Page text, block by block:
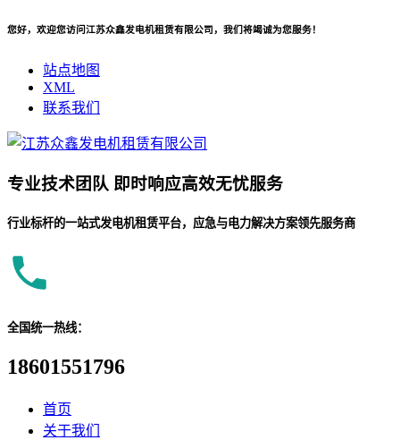
您好，欢迎您访问江苏众鑫发电机租赁有限公司，我们将竭诚为您服务！
站点地图
XML
联系我们
专业技术团队 即时响应高效无忧服务
行业标杆的一站式发电机租赁平台，应急与电力解决方案领先服务商
全国统一热线：
18601551796
首页
关于我们